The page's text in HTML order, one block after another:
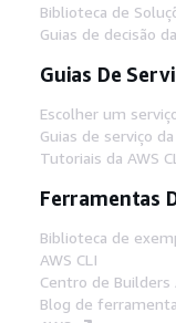
Biblioteca de
Guias de decisão
Guias De
Escolher um
Guias de serviço da
Tutoriais da AWS
Ferramentas
Biblioteca de
AWS CLI
Centro de Builders
Blog de